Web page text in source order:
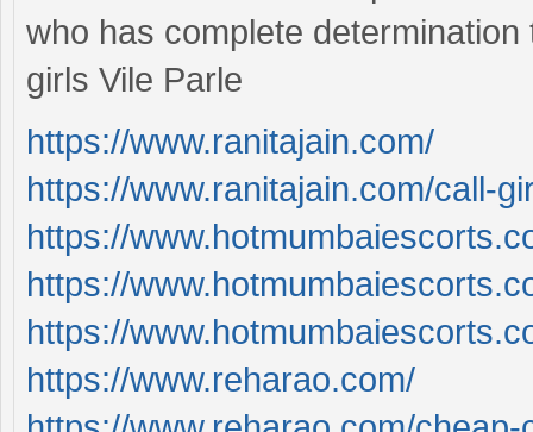
who has complete
girls Vile Parle
https://www.ranitajain.com/
https://www.ranitajain.com/call-
https://
https://
https://
https://www.reharao.com/